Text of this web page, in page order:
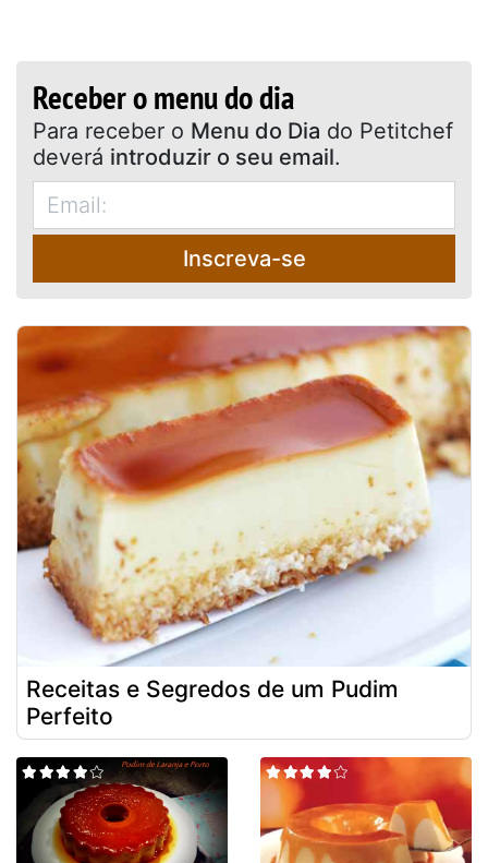
Receber o menu do dia
Para receber o Menu do Dia do Petitchef
deverá introduzir o seu email.
Inscreva-se
Receitas e Segredos de um Pudim
Perfeito